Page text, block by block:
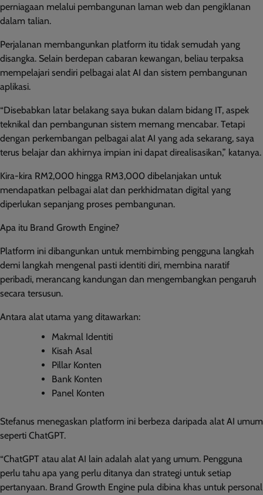
perniagaan melalui pembangunan laman web dan pengiklanan
dalam talian.
Perjalanan membangunkan platform itu tidak semudah yang
disangka. Selain berdepan cabaran kewangan, beliau terpaksa
mempelajari sendiri pelbagai alat AI dan sistem pembangunan
aplikasi.
“Disebabkan latar belakang saya bukan dalam bidang IT, aspek
teknikal dan pembangunan sistem memang mencabar. Tetapi
dengan perkembangan pelbagai alat AI yang ada sekarang, saya
terus belajar dan akhirnya impian ini dapat direalisasikan,” katanya.
Kira-kira RM2,000 hingga RM3,000 dibelanjakan untuk
mendapatkan pelbagai alat dan perkhidmatan digital yang
diperlukan sepanjang proses pembangunan.
Apa itu Brand Growth Engine?
Platform ini dibangunkan untuk membimbing pengguna langkah
demi langkah mengenal pasti identiti diri, membina naratif
peribadi, merancang kandungan dan mengembangkan pengaruh
secara tersusun.
Antara alat utama yang ditawarkan:
Makmal Identiti
Kisah Asal
Pillar Konten
Bank Konten
Panel Konten
Stefanus menegaskan platform ini berbeza daripada alat AI umum
seperti ChatGPT.
“ChatGPT atau alat AI lain adalah alat yang umum. Pengguna
perlu tahu apa yang perlu ditanya dan strategi untuk setiap
pertanyaan. Brand Growth Engine pula dibina khas untuk personal